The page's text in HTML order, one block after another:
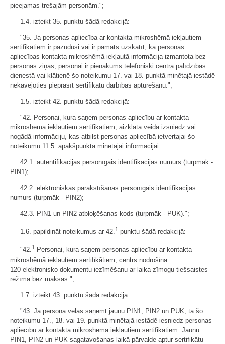
pieejamas trešajām personām.";
1.4. izteikt 35. punktu šādā redakcijā:
"35. Ja personas apliecība ar kontakta mikroshēmā iekļautiem
sertifikātiem ir pazudusi vai ir pamats uzskatīt, ka personas
apliecības kontakta mikroshēmā iekļautā informācija izmantota bez
personas ziņas, personai ir pienākums telefoniski centra palīdzības
dienestā vai klātienē šo noteikumu 17. vai 18. punktā minētajā iestādē
nekavējoties pieprasīt sertifikātu darbības apturēšanu.";
1.5. izteikt 42. punktu šādā redakcijā:
"42. Personai, kura saņem personas apliecību ar kontakta
mikroshēmā iekļautiem sertifikātiem, aizklātā veidā izsniedz vai
nogādā informāciju, kas atbilst personas apliecībā ietvertajai šo
noteikumu 11.5. apakšpunktā minētajai informācijai:
42.1. autentifikācijas personīgais identifikācijas numurs (turpmāk -
PIN1);
42.2. elektroniskas parakstīšanas personīgais identifikācijas
numurs (turpmāk - PIN2);
42.3. PIN1 un PIN2 atbloķēšanas kods (turpmāk - PUK).";
1.6. papildināt noteikumus ar 42.1 punktu šādā redakcijā:
"42.1
Personai, kura saņem personas apliecību ar kontakta
mikroshēmā iekļautiem sertifikātiem, centrs nodrošina
120 elektronisko dokumentu iezīmēšanu ar laika zīmogu tiešsaistes
režīmā bez maksas.";
1.7. izteikt 43. punktu šādā redakcijā:
"43. Ja persona vēlas saņemt jaunu PIN1, PIN2 un PUK, tā šo
noteikumu 17., 18. vai 19. punktā minētajā iestādē iesniedz personas
apliecību ar kontakta mikroshēmā iekļautiem sertifikātiem. Jaunu
PIN1, PIN2 un PUK sagatavošanas laikā pārvalde aptur sertifikātu